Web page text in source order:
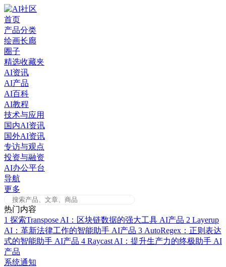
Skip
to
content
首页
产品分类
绘画长廊
圈子
精选收藏夹
AI资讯
AI产品
AI百科
AI教程
技术与应用
国内AI资讯
国外AI资讯
专访与观点
投资与融资
AI办公平台
导航
更多
热门内容
1 探索Transpose AI：区块链数据的强大工具 AI产品 2 Layerup
AI：革新法律工作的智能助手 AI产品 3 AutoRegex：正则表达
式的智能助手 AI产品 4 Raycast AI：提升生产力的终极助手 AI
产品
系统通知